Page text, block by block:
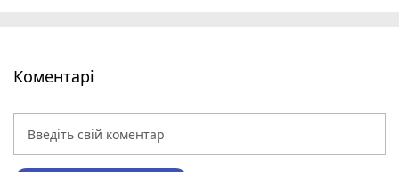
Коментарі